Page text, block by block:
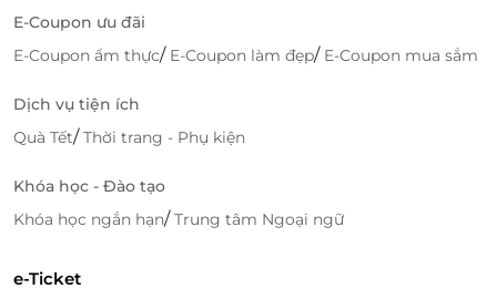
E-Coupon ưu đãi
E-Coupon ẩm thực/ E-Coupon làm đẹp/ E-Coupon mua sắm
Dịch vụ tiện ích
Quà Tết/Thời trang - Phụ kiện
Khóa học - Đào tạo
Khóa học ngắn hạn/Trung tâm Ngoại ngữ
e-Ticket